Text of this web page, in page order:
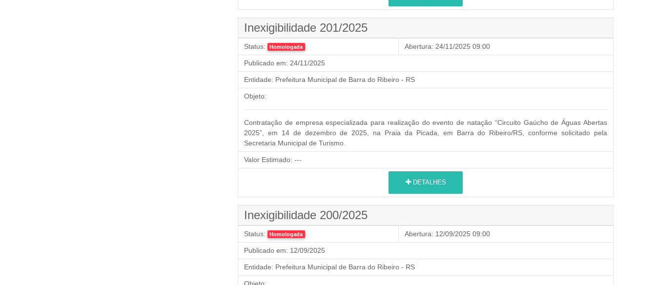
Inexigibilidade 201/2025
Status: Homologada Abertura: 24/11/2025 09:00
Publicado em: 24/11/2025
Entidade: Prefeitura Municipal de Barra do Ribeiro - RS
Objeto:
Contratação de empresa especializada para realização do evento de natação “Circuito Gaúcho de Águas Abertas
2025”, em 14 de dezembro de 2025, na Praia da Picada, em Barra do Ribeiro/RS, conforme solicitado pela
Secretaria Municipal de Turismo.
Valor Estimado: ---
DETALHES
Inexigibilidade 200/2025
Status: Homologada Abertura: 12/09/2025 09:00
Publicado em: 12/09/2025
Entidade: Prefeitura Municipal de Barra do Ribeiro - RS